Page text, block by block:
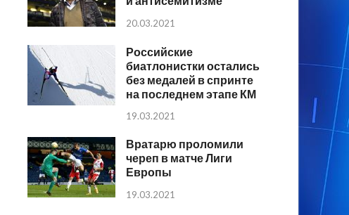
20.03.2021
Российские
биатлонистки остались
без медалей в спринте
на последнем этапе КМ
19.03.2021
Вратарю проломили
череп в матче Лиги
Европы
19.03.2021